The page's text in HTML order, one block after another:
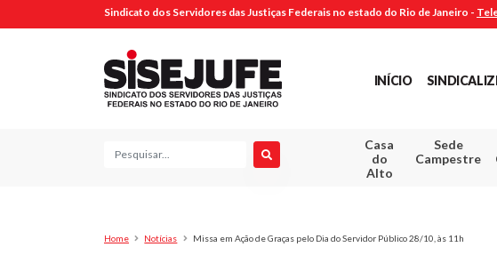
Sindicato dos Servidores das Justiças Federais no estado do Rio de Janeiro -
INÍCIO
Pesquisa
Casa
do
Alto
Sede
Campestre
Home Notícias Missa em Ação de Graças pelo Dia do Servidor Público 28/10, às 11h